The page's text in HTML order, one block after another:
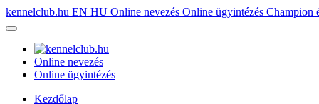
kennelclub.hu EN HU Online nevezés Online ügyintézés Champion
Online nevezés
Online ügyintézés
Kezdőlap